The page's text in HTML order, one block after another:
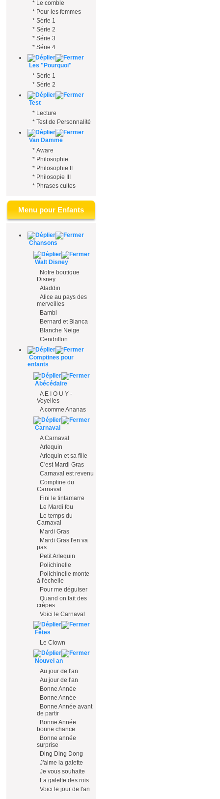
* Le comble
* Pour les femmes
* Série 1
* Série 2
* Série 3
* Série 4
Les "Pourquoi"
* Série 1
* Série 2
Test
* Lecture
* Test de Personnalité
Van Damme
* Aware
* Philosophie
* Philosophie II
* Philosopie III
* Phrases cultes
Menu pour Enfants
Chansons
Walt Disney
Notre boutique
Disney
Aladdin
Alice au pays des
merveilles
Bambi
Bernard et Bianca
Blanche Neige
Cendrillon
Comptines pour
enfants
Abécédaire
A E I O U Y -
Voyelles
A comme Ananas
Carnaval
A Carnaval
Arlequin
Arlequin et sa fille
C'est Mardi Gras
Carnaval est revenu
Comptine du
Carnaval
Fini le tintamarre
Le Mardi fou
Le temps du
Carnaval
Mardi Gras
Mardi Gras t'en va
pas
Petit Arlequin
Polichinelle
Polichinelle monte
à l'échelle
Pour me déguiser
Quand on fait des
crèpes
Voici le Carnaval
Fêtes
Le Clown
Nouvel an
Au jour de l'an
Au jour de l'an
Bonne Année
Bonne Année
Bonne Année avant
de partir
Bonne Année
bonne chance
Bonne année
surprise
Ding Ding Dong
J'aime la galette
Je vous souhaite
La galette des rois
Voici le jour de l'an